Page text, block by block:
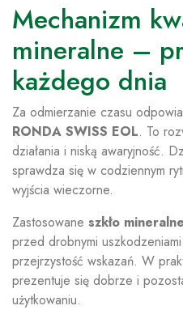
Mechanizm
mineralne –
każdego dnia
Za odmierzanie czasu
RONDA SWISS EOL. To
działania i niską awaryjność.
sprawdza się w codziennym
wyjścia wieczorne.
Zastosowane szkło mineralne
przed drobnymi
przejrzystość wskazań. W
prezentuje się dobrze i
użytkowaniu.